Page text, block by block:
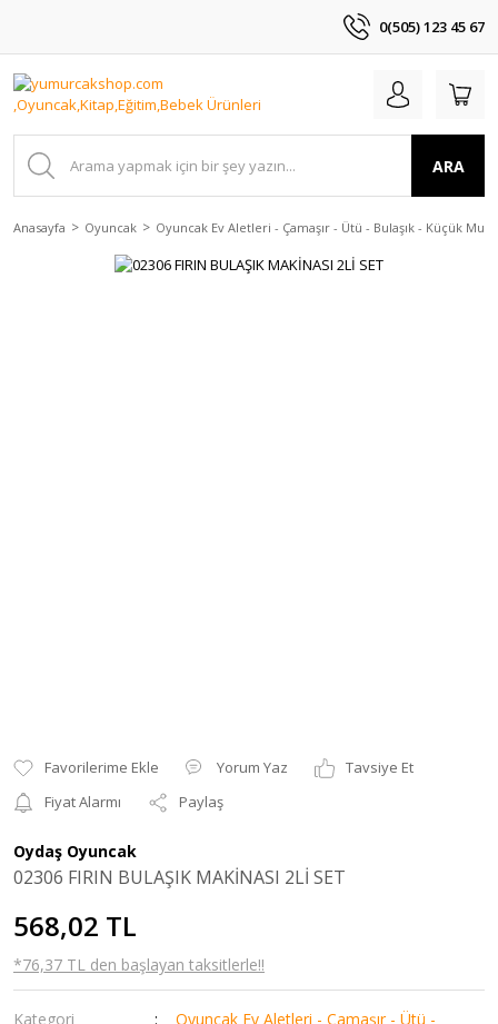
0(505) 123 45 67
ARA
Anasayfa Oyuncak Oyuncak Ev Aletleri - Çamaşır - Ütü - Bulaşık - Küçük
Yorum Yaz
Tavsiye Et
Fiyat Alarmı
Paylaş
Oydaş Oyuncak
02306 FIRIN BULAŞIK MAKİNASI 2Lİ SET
568,02 TL
*76,37 TL den başlayan taksitlerle!!
Kategori
Oyuncak Ev Aletleri - Çamaşır - Ütü -